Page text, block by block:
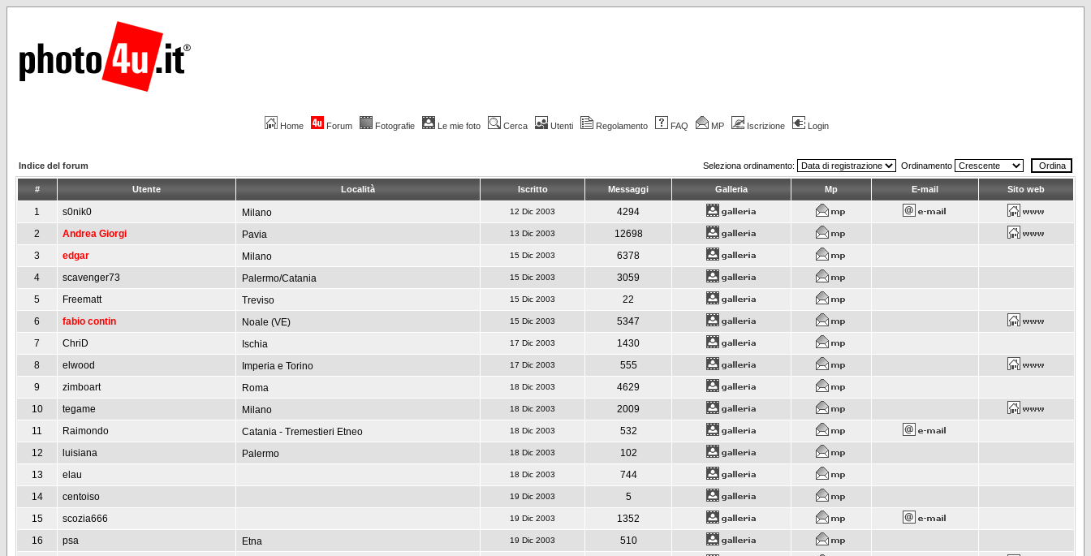
Home Forum Fotografie Le mie foto Cerca Utenti Regolamento FAQ MP Iscrizione Login
Indice del forum Seleziona ordinamento: Ordinamento
# Utente Località Iscritto Messaggi Galleria Mp E-mail Sito web
1 s0nik0 Milano 12 Dic 2003
4294
2
Andrea Giorgi Pavia 13 Dic 2003
12698
3
edgar Milano 15 Dic 2003
6378
4
scavenger73 Palermo/Catania 15 Dic 2003
3059
5
Freematt Treviso 15 Dic 2003
22
6
fabio contin Noale (VE) 15 Dic 2003
5347
7
ChriD Ischia 17 Dic 2003
1430
8
elwood Imperia e Torino 17 Dic 2003
555
9
zimboart Roma 18 Dic 2003
4629
10
tegame Milano 18 Dic 2003
2009
11
Raimondo Catania - Tremestieri Etneo 18 Dic 2003
532
12
luisiana Palermo 18 Dic 2003
102
13
elau 18 Dic 2003
744
14
centoiso 19 Dic 2003
5
15
scozia666 19 Dic 2003
1352
16
psa Etna 19 Dic 2003
510